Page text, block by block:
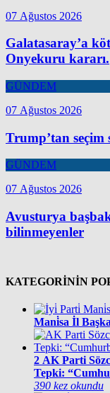
07 Ağustos 2026
Galatasaray’a
Onyekuru kararı.
GÜNDEM
07 Ağustos 2026
Trump’tan
GÜNDEM
07 Ağustos 2026
Avusturya
bilinmeyenler
KATEGORİNİN
Mani̇sa İl
2 AK Parti
Tepki:
390 kez okundu